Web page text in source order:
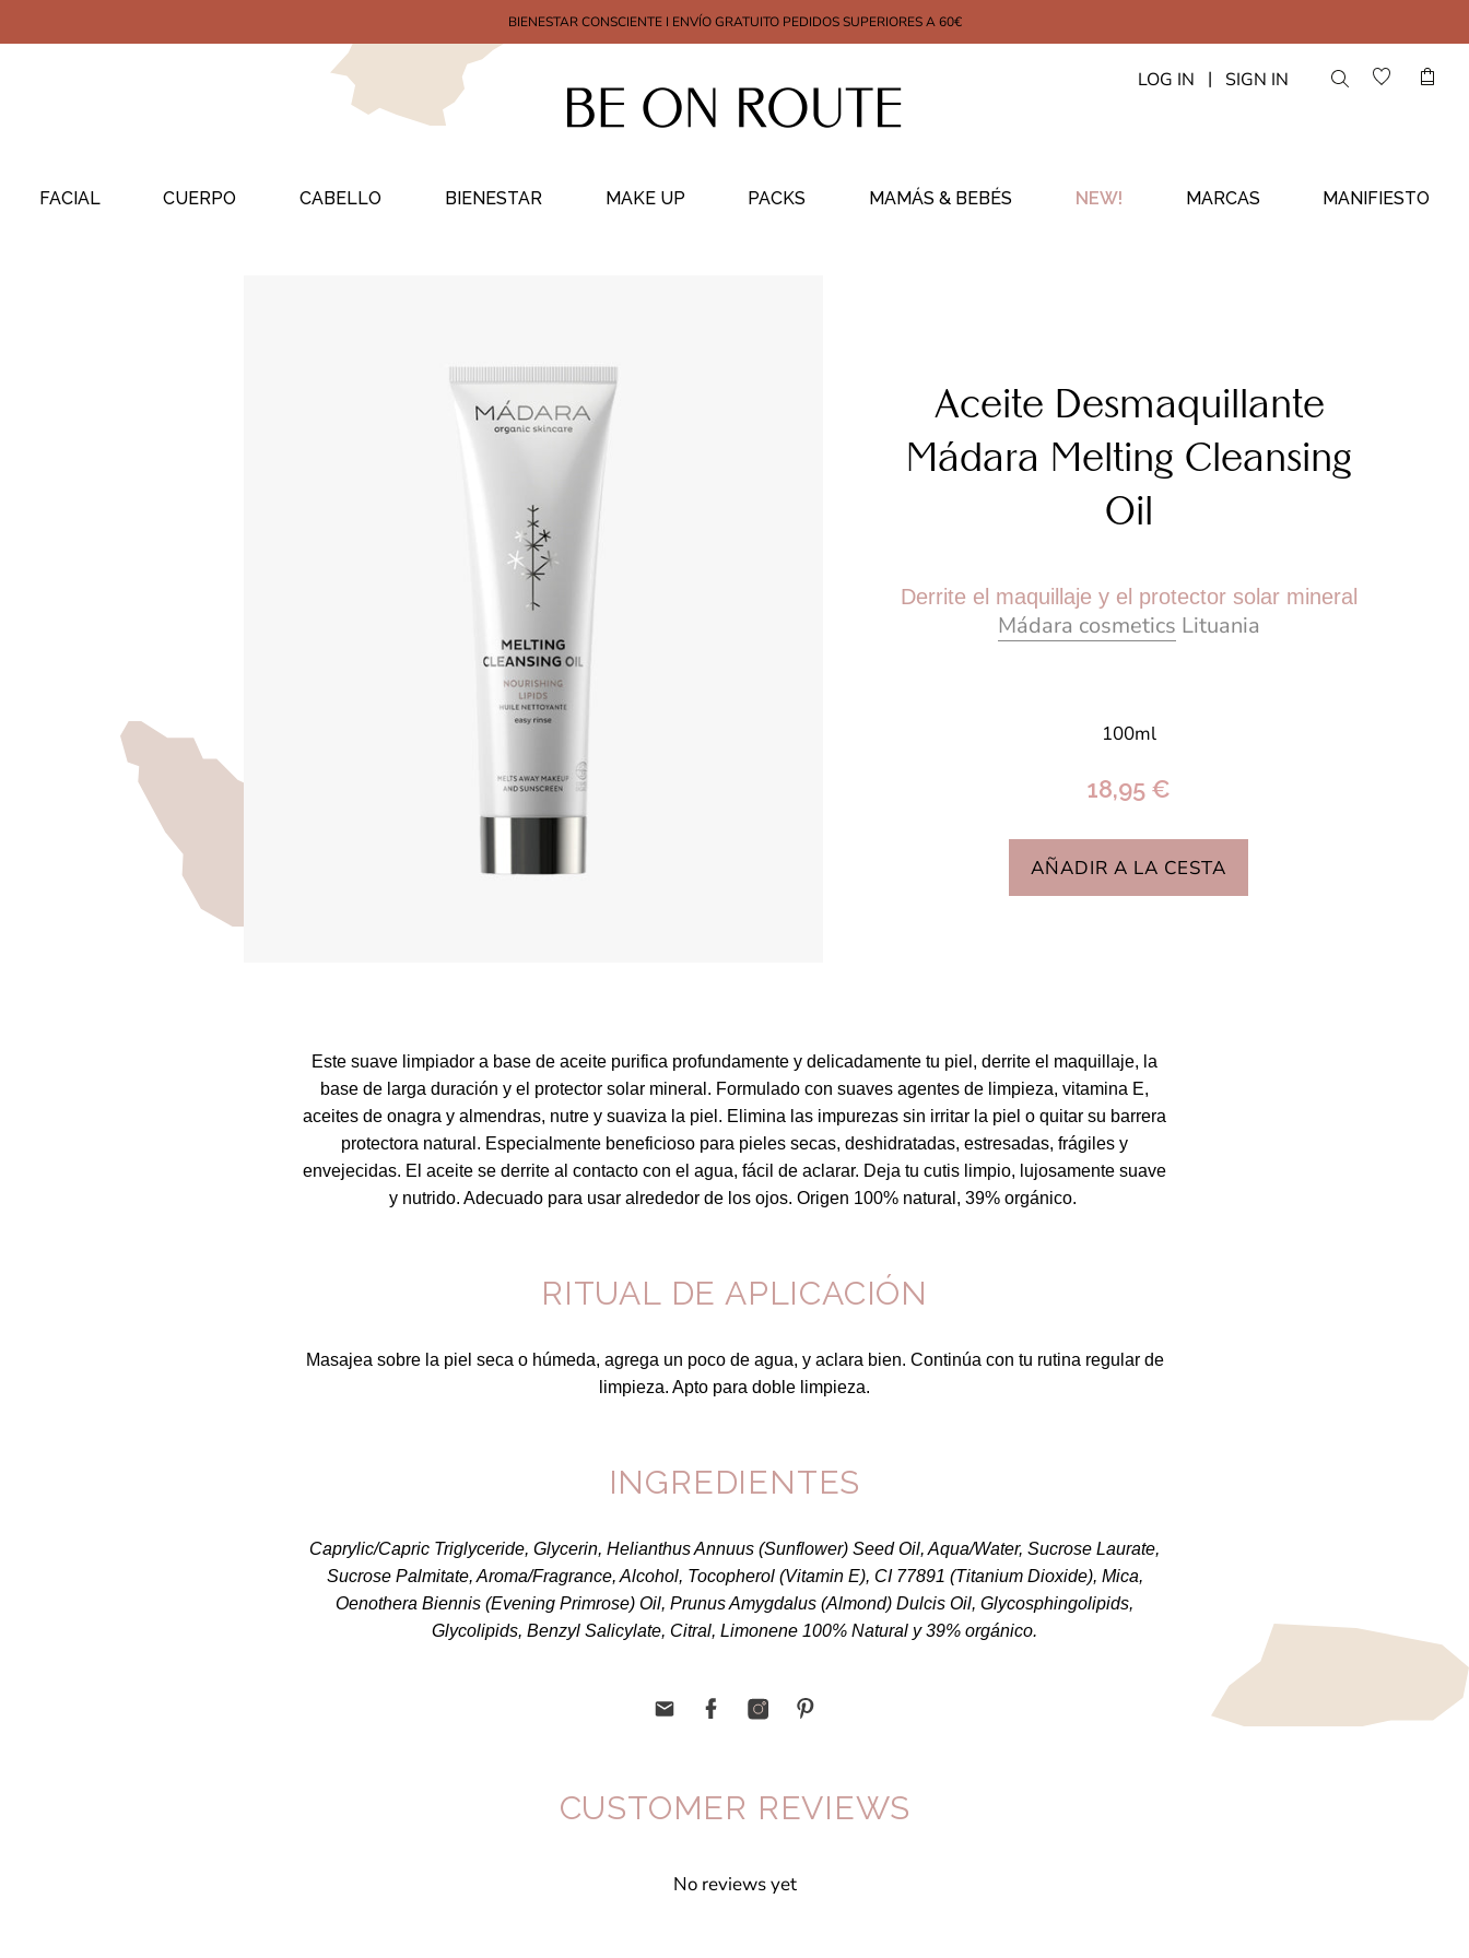
BIENESTAR CONSCIENTE I ENVÍO GRATUITO PEDIDOS SUPERIORES A 60€
LOG IN | SIGN IN
FACIAL CUERPO CABELLO BIENESTAR MAKE UP PACKS MAMÁS & BEBÉS NEW! MARCAS MANIFIESTO
Aceite Desmaquillante
Mádara Melting Cleansing
Oil
Derrite el maquillaje y el protector solar mineral
Mádara cosmetics Lituania
100ml
18,95 €
AÑADIR A LA CESTA
Este suave limpiador a base de aceite purifica profundamente y delicadamente tu piel, derrite el maquillaje, la
base de larga duración y el protector solar mineral. Formulado con suaves agentes de limpieza, vitamina E,
aceites de onagra y almendras, nutre y suaviza la piel. Elimina las impurezas sin irritar la piel o quitar su barrera
protectora natural. Especialmente beneficioso para pieles secas, deshidratadas, estresadas, frágiles y
envejecidas. El aceite se derrite al contacto con el agua, fácil de aclarar. Deja tu cutis limpio, lujosamente suave
y nutrido. Adecuado para usar alrededor de los ojos. Origen 100% natural, 39% orgánico.
RITUAL DE APLICACIÓN
Masajea sobre la piel seca o húmeda, agrega un poco de agua, y aclara bien. Continúa con tu rutina regular de
limpieza. Apto para doble limpieza.
INGREDIENTES
Caprylic/Capric Triglyceride, Glycerin, Helianthus Annuus (Sunflower) Seed Oil, Aqua/Water, Sucrose Laurate,
Sucrose Palmitate, Aroma/Fragrance, Alcohol, Tocopherol (Vitamin E), CI 77891 (Titanium Dioxide), Mica,
Oenothera Biennis (Evening Primrose) Oil, Prunus Amygdalus (Almond) Dulcis Oil, Glycosphingolipids,
Glycolipids, Benzyl Salicylate, Citral, Limonene 100% Natural y 39% orgánico.
CUSTOMER REVIEWS
No reviews yet